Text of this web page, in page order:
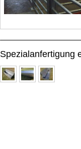
Spezialanfertigung